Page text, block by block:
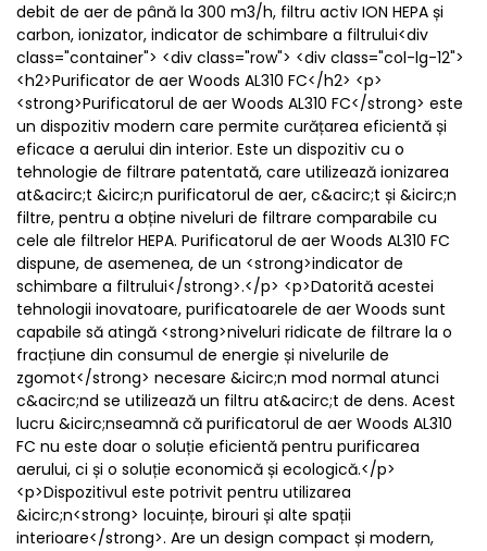
debit de aer de până la 300 m3/h, filtru activ ION HEPA și
carbon, ionizator, indicator de schimbare a filtrului<div
class="container"> <div class="row"> <div class="col-lg-12">
<h2>Purificator de aer Woods AL310 FC</h2> <p>
<strong>Purificatorul de aer Woods AL310 FC</strong> este
un dispozitiv modern care permite curățarea eficientă și
eficace a aerului din interior. Este un dispozitiv cu o
tehnologie de filtrare patentată, care utilizează ionizarea
at&acirc;t &icirc;n purificatorul de aer, c&acirc;t și &icirc;n
filtre, pentru a obține niveluri de filtrare comparabile cu
cele ale filtrelor HEPA. Purificatorul de aer Woods AL310 FC
dispune, de asemenea, de un <strong>indicator de
schimbare a filtrului</strong>.</p> <p>Datorită acestei
tehnologii inovatoare, purificatoarele de aer Woods sunt
capabile să atingă <strong>niveluri ridicate de filtrare la o
fracțiune din consumul de energie și nivelurile de
zgomot</strong> necesare &icirc;n mod normal atunci
c&acirc;nd se utilizează un filtru at&acirc;t de dens. Acest
lucru &icirc;nseamnă că purificatorul de aer Woods AL310
FC nu este doar o soluție eficientă pentru purificarea
aerului, ci și o soluție economică și ecologică.</p>
<p>Dispozitivul este potrivit pentru utilizarea
&icirc;n<strong> locuințe, birouri și alte spații
interioare</strong>. Are un design compact și modern,